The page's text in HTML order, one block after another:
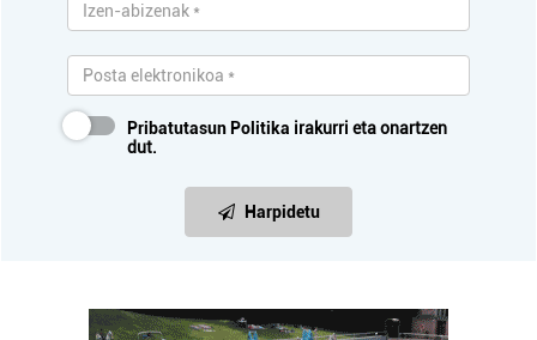
Pribatutasun Politika irakurri eta onartzen
dut.
Harpidetu